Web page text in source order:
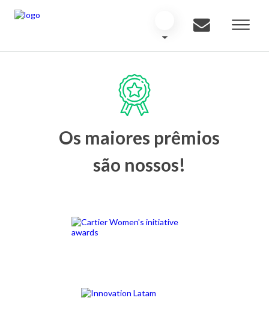
Os maiores prêmios
são nossos!